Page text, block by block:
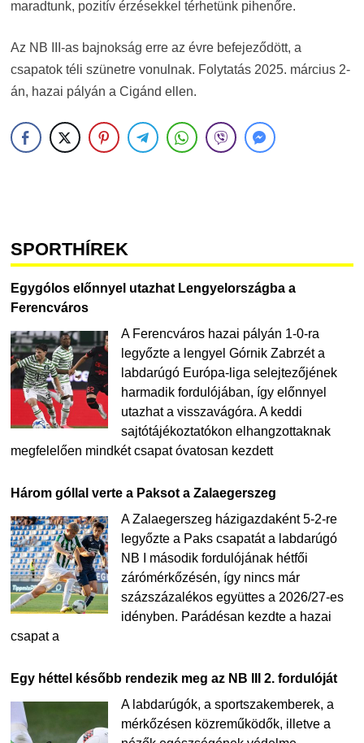
maradtunk, pozitív érzésekkel térhetünk pihenőre.
Az NB III-as bajnokság erre az évre befejeződött, a
csapatok téli szünetre vonulnak. Folytatás 2025. március 2-
án, hazai pályán a Cigánd ellen.
SPORTHÍREK
Egygólos előnnyel utazhat Lengyelországba a
Ferencváros
A Ferencváros hazai pályán 1-0-ra
legyőzte a lengyel Górnik Zabrzét a
labdarúgó Európa-liga selejtezőjének
harmadik fordulójában, így előnnyel
utazhat a visszavágóra. A keddi
sajtótájékoztatókon elhangzottaknak
megfelelően mindkét csapat óvatosan kezdett
Három góllal verte a Paksot a Zalaegerszeg
A Zalaegerszeg házigazdaként 5-2-re
legyőzte a Paks csapatát a labdarúgó
NB I második fordulójának hétfői
zárómérkőzésén, így nincs már
százszázalékos együttes a 2026/27-es
idényben. Parádésan kezdte a hazai
csapat a
Egy héttel később rendezik meg az NB III 2. fordulóját
A labdarúgók, a sportszakemberek, a
mérkőzésen közreműködők, illetve a